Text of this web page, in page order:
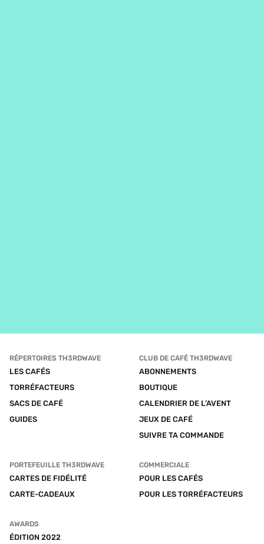
RÉPERTOIRES TH3RDWAVE
LES CAFÉS
TORRÉFACTEURS
SACS DE CAFÉ
GUIDES
CLUB DE CAFÉ TH3RDWAVE
ABONNEMENTS
BOUTIQUE
CALENDRIER DE L’AVENT
JEUX DE CAFÉ
SUIVRE TA COMMANDE
PORTEFEUILLE TH3RDWAVE
CARTES DE FIDÉLITÉ
CARTE-CADEAUX
COMMERCIALE
POUR LES CAFÉS
POUR LES TORRÉFACTEURS
AWARDS
ÉDITION 2022